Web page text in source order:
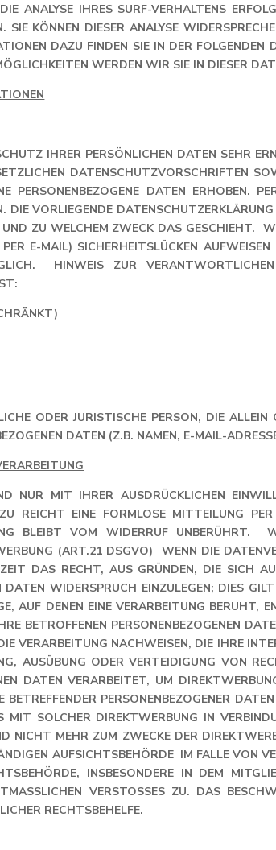
ANALYSE IHRES SURF-VERHALTENS
KÖNNEN DIESER ANALYSE
DAZU FINDEN SIE IN DER FOLGENDEN
WERDEN WIR SIE IN DIESER
IHRER PERSÖNLICHEN DATEN SEHR
DATENSCHUTZVORSCHRIFTEN
PERSONENBEZOGENE DATEN ERHOBEN.
DIE VORLIEGENDE
ZU WELCHEM ZWECK DAS GESCHIEHT.
E-MAIL) SICHERHEITSLÜCKEN
HINWEIS ZUR
ODER JURISTISCHE PERSON, DIE
DATEN (Z.B. NAMEN, E-MAIL-
NUR MIT IHRER AUSDRÜCKLICHEN
REICHT EINE FORMLOSE MITTEILUNG
BLEIBT VOM WIDERRUF UNBERÜHRT.
(ART.21 DSGVO) WENN DIE
DAS RECHT, AUS GRÜNDEN, DIE SICH
WIDERSPRUCH EINZULEGEN; DIES
AUF DENEN EINE VERARBEITUNG BERUHT,
BETROFFENEN PERSONENBEZOGENEN
NACHWEISEN, DIE IHRE
AUSÜBUNG ODER VERTEIDIGUNG VON
DATEN VERARBEITET, UM
PERSONENBEZOGENER
SOLCHER DIREKTWERBUNG IN
NICHT MEHR ZUM ZWECKE DER
AUFSICHTSBEHÖRDE IM FALLE VON
INSBESONDERE IN DEM
VERSTOSSES ZU. DAS
RECHTSBEHELFE.